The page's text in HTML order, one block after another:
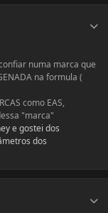
numa marca que
na formula (
como EAS,
"marca"
e gostei dos
dos